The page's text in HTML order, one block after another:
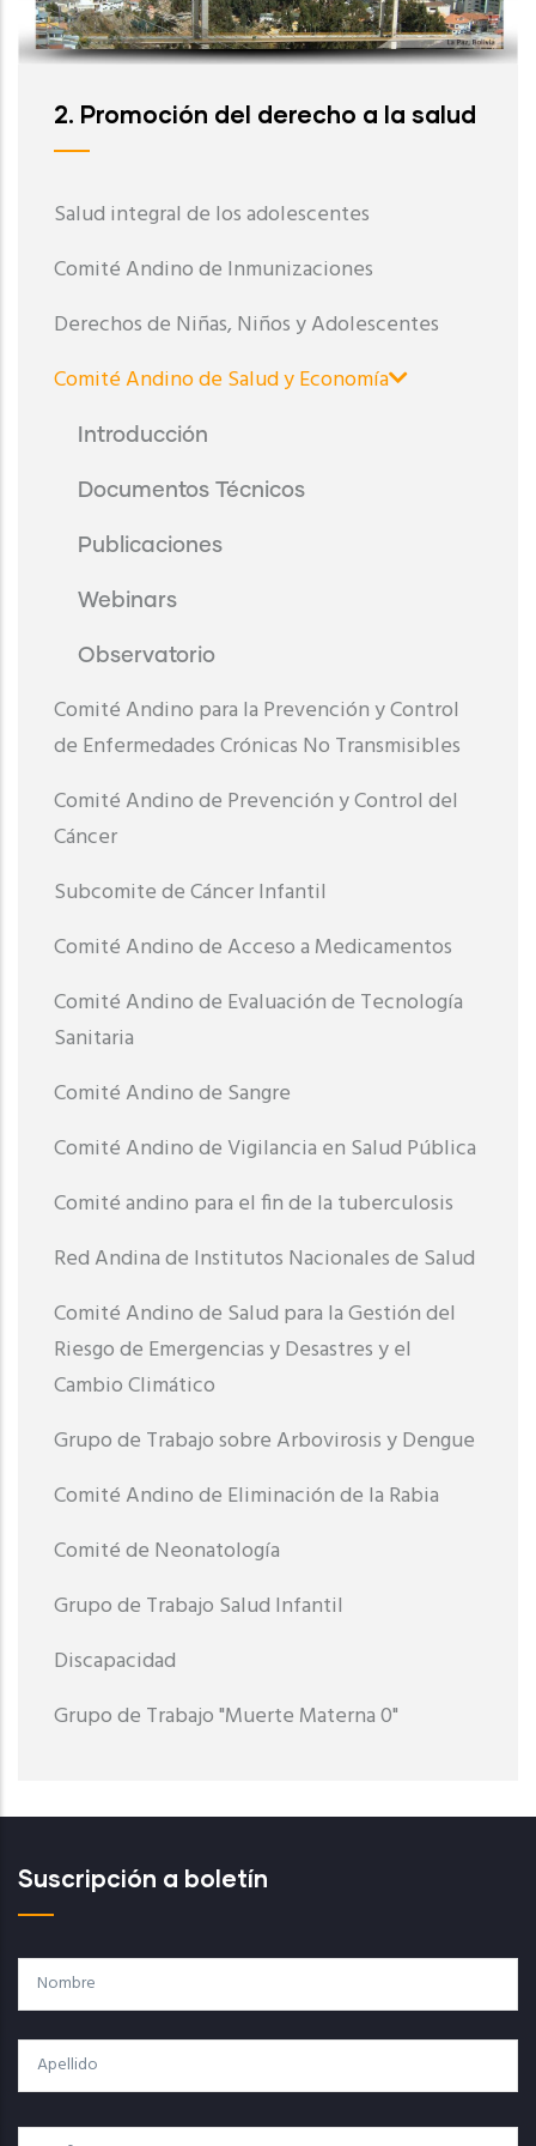
2. Promoción del derecho a la salud
Salud integral de los adolescentes
Comité Andino de Inmunizaciones
Derechos de Niñas, Niños y Adolescentes
Comité Andino de Salud y Economía
Introducción
Documentos Técnicos
Publicaciones
Webinars
Observatorio
Comité Andino para la Prevención y Control
de Enfermedades Crónicas No Transmisibles
Comité Andino de Prevención y Control del
Cáncer
Subcomite de Cáncer Infantil
Comité Andino de Acceso a Medicamentos
Comité Andino de Evaluación de Tecnología
Sanitaria
Comité Andino de Sangre
Comité Andino de Vigilancia en Salud Pública
Comité andino para el fin de la tuberculosis
Red Andina de Institutos Nacionales de Salud
Comité Andino de Salud para la Gestión del
Riesgo de Emergencias y Desastres y el
Cambio Climático
Grupo de Trabajo sobre Arbovirosis y Dengue
Comité Andino de Eliminación de la Rabia
Comité de Neonatología
Grupo de Trabajo Salud Infantil
Discapacidad
Grupo de Trabajo "Muerte Materna 0"
Suscripción a boletín
Nombre
Apellido